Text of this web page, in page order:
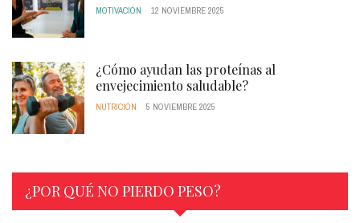
MOTIVACIÓN 12 NOVIEMBRE 2025
¿Cómo ayudan las proteínas al
envejecimiento saludable?
NUTRICIÓN 5 NOVIEMBRE 2025
¿POR QUÉ NO PIERDO PESO?